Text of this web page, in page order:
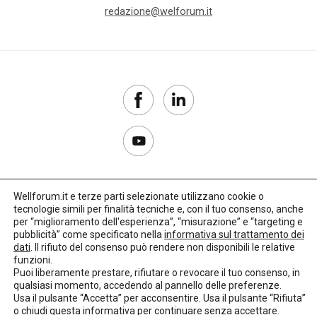
redazione@welforum.it
Copyright 2017–2026
Privacy Policy
Credits: LO Studio
Wellforum.it e terze parti selezionate utilizzano cookie o
tecnologie simili per finalità tecniche e, con il tuo consenso, anche
per “miglioramento dell'esperienza”, “misurazione” e “targeting e
pubblicità” come specificato nella informativa sul trattamento dei
dati . Il rifiuto del consenso può rendere non disponibili le relative
funzioni.
Puoi liberamente prestare, rifiutare o revocare il tuo consenso, in
qualsiasi momento, accedendo al pannello delle preferenze.
Usa il pulsante “Accetta” per acconsentire. Usa il pulsante “Rifiuta”
o chiudi questa informativa per continuare senza accettare.